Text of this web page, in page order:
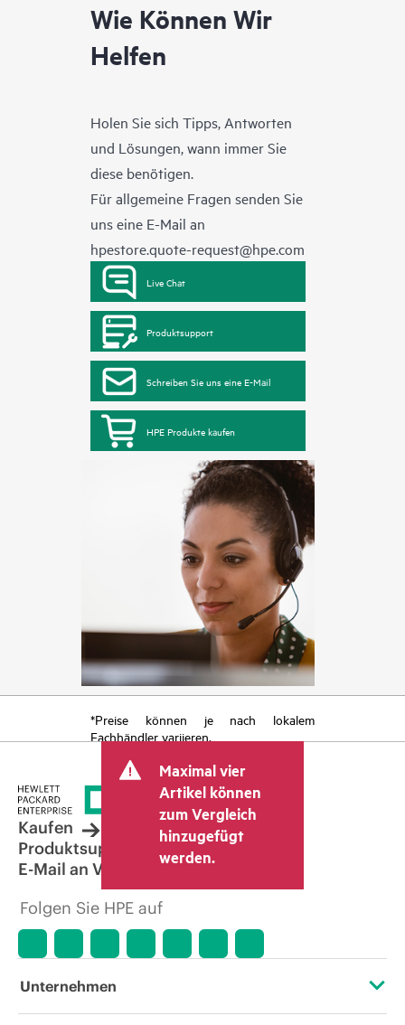
Wie Können Wir
Helfen
Holen Sie sich Tipps, Antworten
und Lösungen, wann immer Sie
diese benötigen.
Für allgemeine Fragen senden Sie
uns eine E-Mail an
hpestore.quote-request@hpe.com
Live Chat
Produktsupport
Schreiben Sie uns eine E-Mail
HPE Produkte kaufen
*Preise können je nach lokalem
Fachhändler variieren.
Maximal vier
Artikel können
zum Vergleich
hinzugefügt
werden.
Kaufen
Produktsupport
E-Mail an Vertrieb
Folgen Sie HPE auf
Unternehmen